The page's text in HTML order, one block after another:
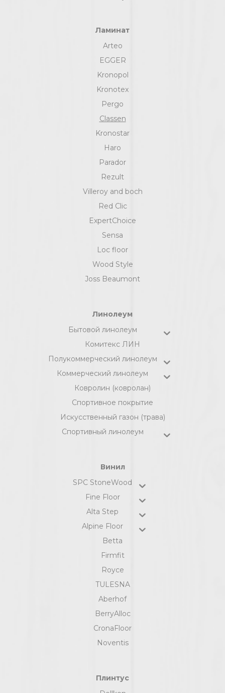
Ламинат
Arteo
EGGER
Kronopol
Kronotex
Pergo
Classen
Kronostar
Haro
Parador
Rezult
Villeroy and boch
Red Clic
ExpertChoice
Sensa
Loc floor
Wood Style
Joss Beaumont
Линолеум
Бытовой линолеум
Комитекс ЛИН
Полукоммерческий линолеум
Коммерческий линолеум
Ковролин (ковролан)
Спортивное покрытие
Искусственный газон (трава)
Спортивный линолеум
Винил
SPC StoneWood
Fine Floor
Alta Step
Alpine Floor
Betta
Firmfit
Royce
TULESNA
Aberhof
BerryAlloc
CronaFloor
Noventis
Плинтус